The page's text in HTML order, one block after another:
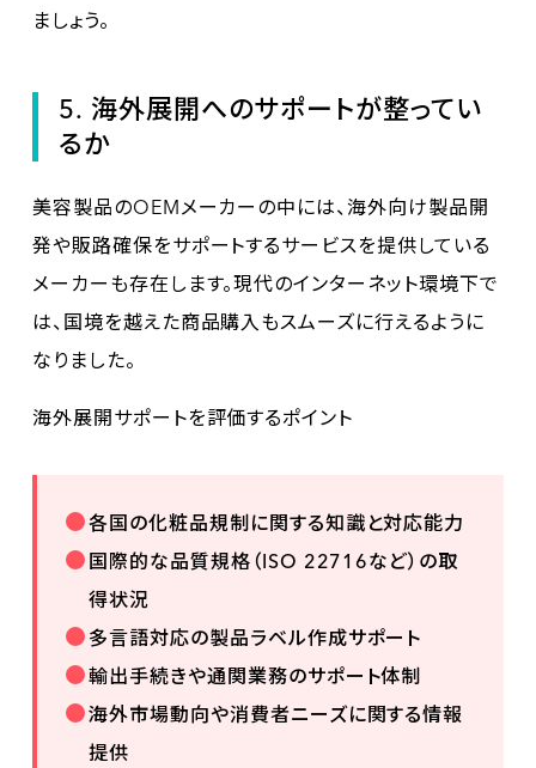
ましょう。
5. 海外展開へのサポートが整ってい
るか
美容製品のOEMメーカーの中には、海外向け製品開
発や販路確保をサポートするサービスを提供している
メーカーも存在します。現代のインターネット環境下で
は、国境を越えた商品購入もスムーズに行えるように
なりました。
海外展開サポートを評価するポイント
各国の化粧品規制に関する知識と対応能力
国際的な品質規格（ISO 22716など）の取
得状況
多言語対応の製品ラベル作成サポート
輸出手続きや通関業務のサポート体制
海外市場動向や消費者ニーズに関する情報
提供